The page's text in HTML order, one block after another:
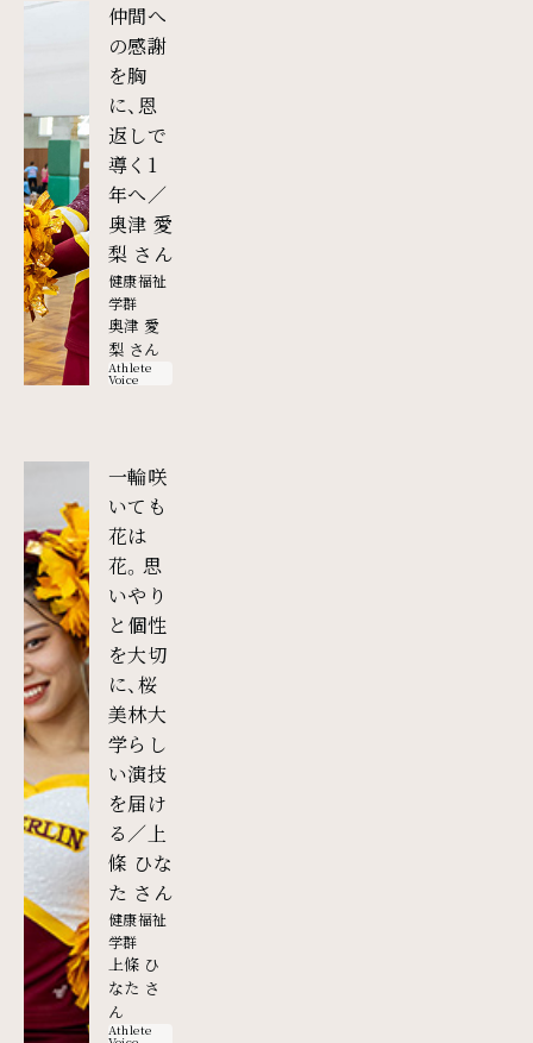
仲間へ
の感謝
を胸
に、恩
返しで
導く1
年へ／
奥津 愛
梨 さん外部リンク
健康福祉
学群
奥津 愛
梨 さん
Athlete
Voice
一輪咲
いても
花は
花。思
いやり
と個性
を大切
に、桜
美林大
学らし
い演技
を届け
る／上
條 ひな
た さん外部リンク
健康福祉
学群
上條 ひ
なた さ
ん
Athlete